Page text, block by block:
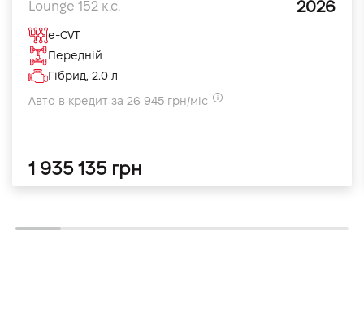
Lounge 152 к.с. 2026
e-CVT
Передній
Гібрид, 2.0 л
Авто в кредит за 26 945 грн/міс
1 935 135 грн